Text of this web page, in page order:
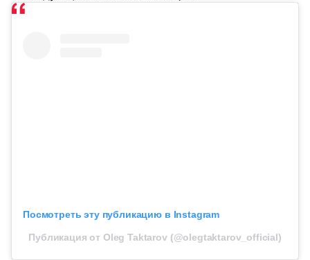
Посмотреть эту публикацию в Instagram
Публикация от Oleg Taktarov (@olegtaktarov_official)